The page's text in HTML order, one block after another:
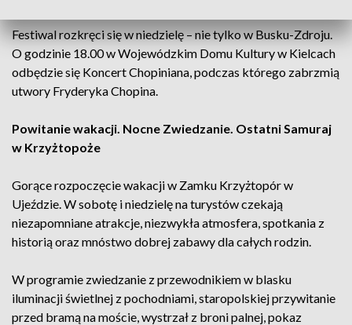
Festiwal rozkręci się w niedzielę – nie tylko w Busku-Zdroju.
O godzinie 18.00 w Wojewódzkim Domu Kultury w Kielcach
odbędzie się Koncert Chopiniana, podczas którego zabrzmią
utwory Fryderyka Chopina.
Powitanie wakacji. Nocne Zwiedzanie. Ostatni Samuraj
w Krzyżtopoże
Gorące rozpoczęcie wakacji w Zamku Krzyżtopór w
Ujeździe. W sobotę i niedzielę na turystów czekają
niezapomniane atrakcje, niezwykła atmosfera, spotkania z
historią oraz mnóstwo dobrej zabawy dla całych rodzin.
W programie zwiedzanie z przewodnikiem w blasku
iluminacji świetlnej z pochodniami, staropolskiej przywitanie
przed bramą na moście, wystrzał z broni palnej, pokaz